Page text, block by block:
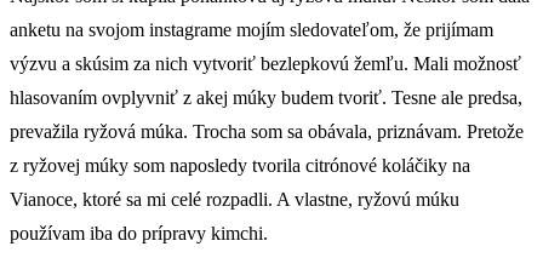
anketu na svojom instagrame mojím sledovateľom, že prijímam
výzvu a skúsim za nich vytvoriť bezlepkovú žemľu. Mali možnosť
hlasovaním ovplyvniť z akej múky budem tvoriť. Tesne ale predsa,
prevažila ryžová múka. Trocha som sa obávala, priznávam. Pretože
z ryžovej múky som naposledy tvorila citrónové koláčiky na
Vianoce, ktoré sa mi celé rozpadli. A vlastne, ryžovú múku
používam iba do prípravy kimchi.